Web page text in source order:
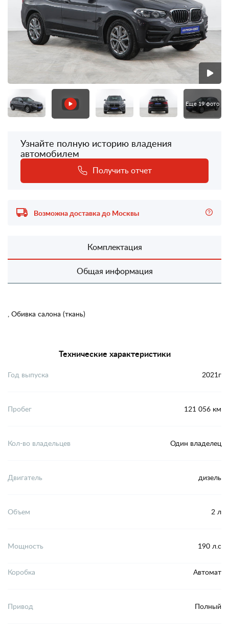
Еще 19 фото
Узнайте полную историю владения
автомобилем
Получить отчет
Возможна доставка до Москвы
Комплектация
Общая информация
, Обивка салона (ткань)
Технические характеристики
Год выпуска 2021г
Пробег 121 056 км
Кол-во владельцев Один владелец
Двигатель дизель
Объем 2 л
Мощность 190 л.с
Коробка Автомат
Привод Полный